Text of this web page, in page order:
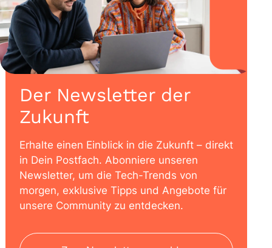
Der Newsletter der
Zukunft
Erhalte einen Einblick in die Zukunft – direkt
in Dein Postfach. Abonniere unseren
Newsletter, um die Tech-Trends von
morgen, exklusive Tipps und Angebote für
unsere Community zu entdecken.